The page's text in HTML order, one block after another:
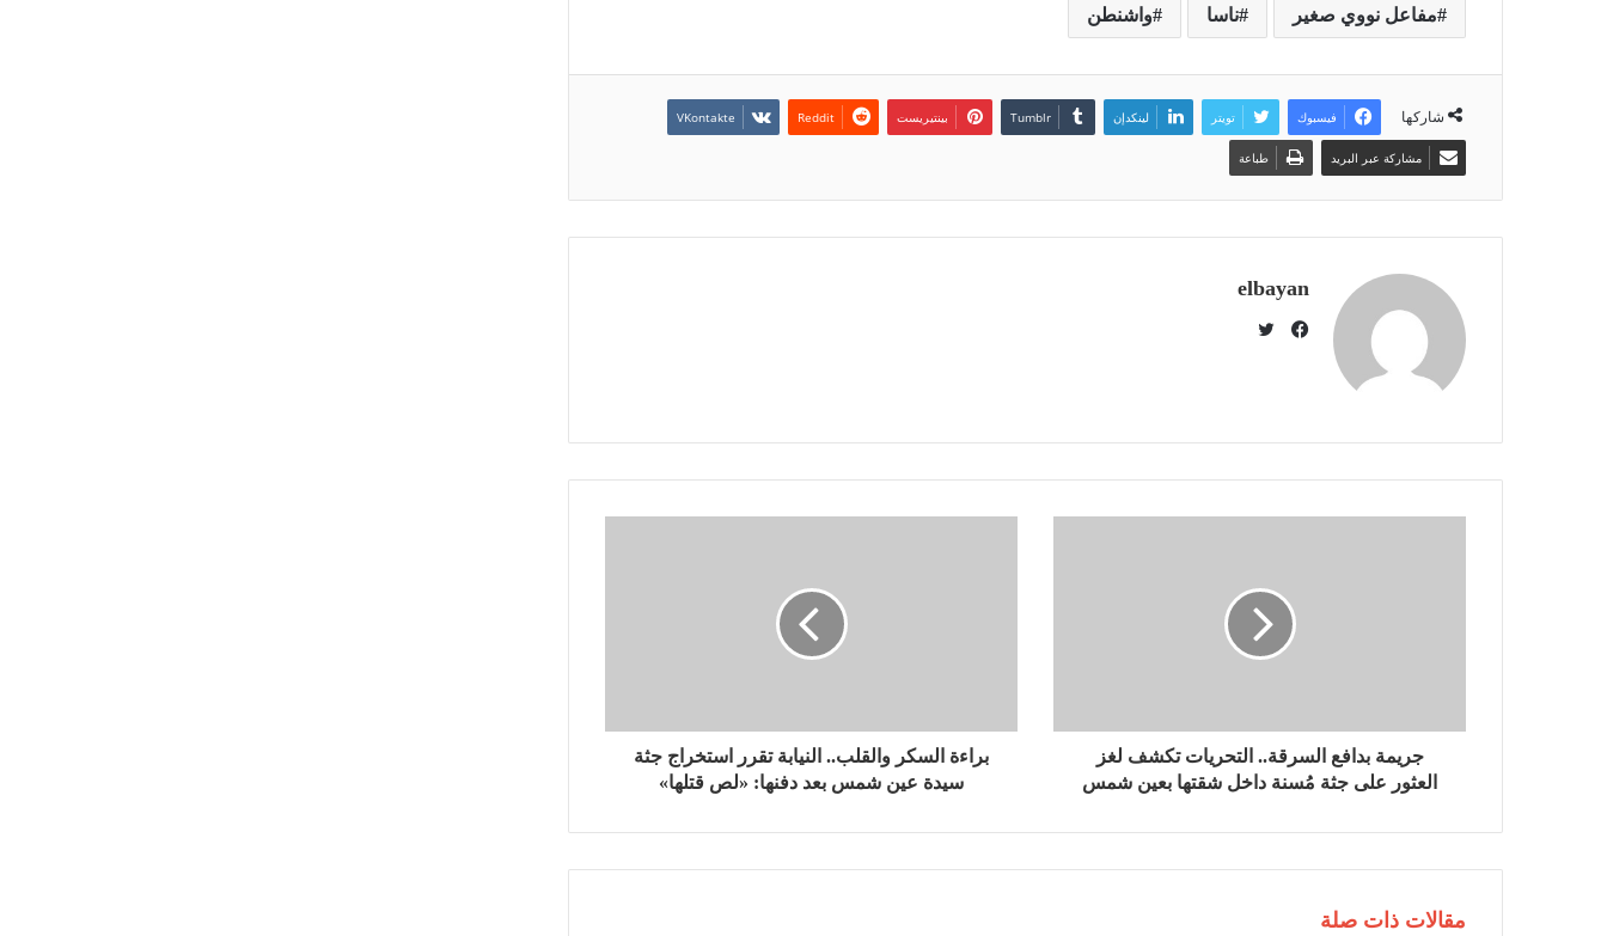
مفاعل نووي صغير ناسا واشنطن
شاركها فيسبوك تويتر لينكدإن بينتيريست
مشاركة عبر البريد طباعة
elbayan
ب
ر
جريمة بدافع السرقة.. التحريات تكشف لغز
العثور على جثة مُسنة داخل شقتها بعين شمس
براءة السكر والقلب.. النيابة تقرر استخراج جثة
سيدة عين شمس بعد دفنها: «لص قتلها»
مقالات ذات صلة